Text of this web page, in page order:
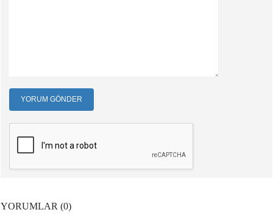
YORUM GÖNDER
YORUMLAR (0)